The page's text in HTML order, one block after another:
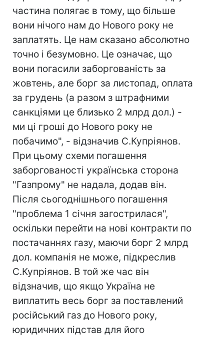
частина полягає в тому, що більше
вони нічого нам до Нового року не
заплатять. Це нам сказано абсолютно
точно і безумовно. Це означає, що
вони погасили заборгованість за
жовтень, але борг за листопад, оплата
за грудень (а разом з штрафними
санкціями це близько 2 млрд дол.) -
ми ці гроші до Нового року не
побачимо", - відзначив С.Купріянов.
При цьому схеми погашення
заборгованості українська сторона
"Газпрому" не надала, додав він.
Після сьогоднішнього погашення
"проблема 1 січня загострилася",
оскільки перейти на нові контракти по
постачаннях газу, маючи борг 2 млрд
дол. компанія не може, підкреслив
С.Купріянов. В той же час він
відзначив, що якщо Україна не
виплатить весь борг за поставлений
російський газ до Нового року,
юридичних підстав для його